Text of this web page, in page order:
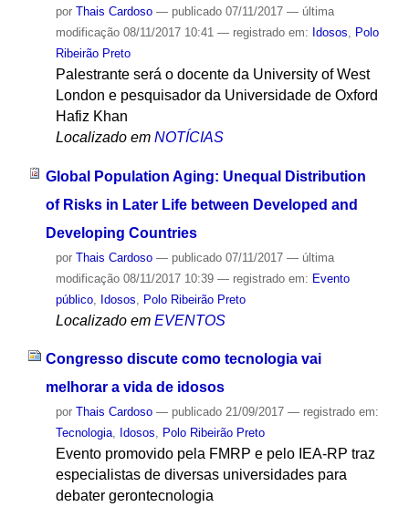
por Thais Cardoso — publicado07/11/2017 — última
modificação08/11/2017 10:41 — registrado em: Idosos, Polo
Ribeirão Preto
Palestrante será o docente da University of West
London e pesquisador da Universidade de Oxford
Hafiz Khan
Localizado em NOTÍCIAS
Global Population Aging: Unequal Distribution
of Risks in Later Life between Developed and
Developing Countries
por Thais Cardoso — publicado07/11/2017 — última
modificação08/11/2017 10:39 — registrado em: Evento
público, Idosos Polo Ribeirão Preto
Localizado em EVENTOS
Congresso discute como tecnologia vai
melhorar a vida de idosos
por Thais Cardoso — publicado21/09/2017 — registrado em:
Tecnologia, Idosos, Polo Ribeirão Preto
Evento promovido pela FMRP e pelo IEA-RP traz
especialistas de diversas universidades para
debater gerontecnologia